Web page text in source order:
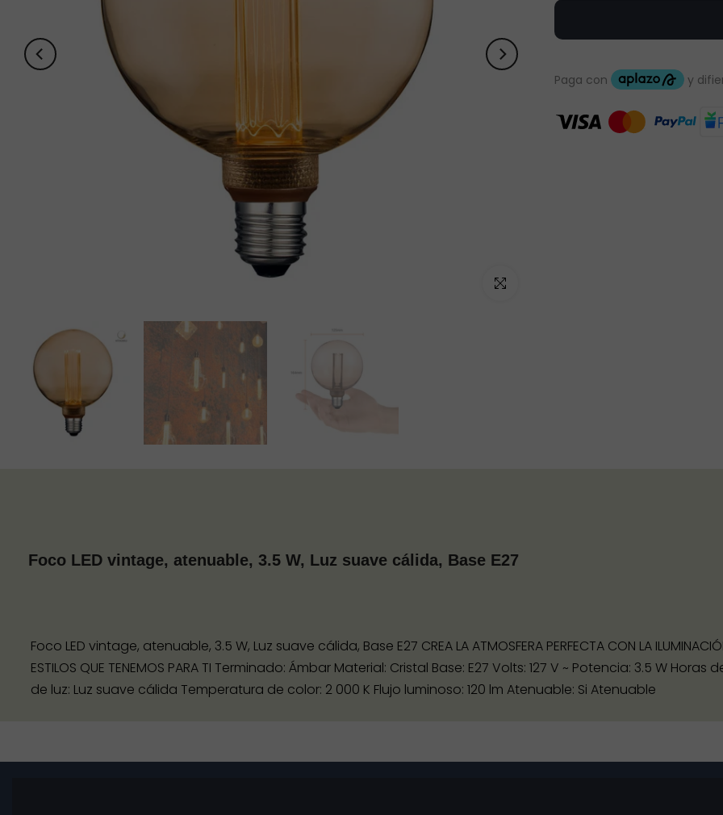
Haz clic para ampliar
Foco LED vintage, atenuable, 3.5 W, Luz suave cálida, Base E27
Foco LED vintage, atenuable, 3.5 W, Luz suave cálida, Base E27 CREA LA ATMOSFERA PERFECTA CON LA
ESTILOS QUE TENEMOS PARA TI Terminado: Ámbar Material: Cristal Base: E27 Volts: 127 V ~ Potencia: 3.5 W
de luz: Luz suave cálida Temperatura de color: 2 000 K Flujo luminoso: 120 lm Atenuable: Si Atenuable